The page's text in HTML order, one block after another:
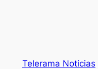
Telerama Noticias